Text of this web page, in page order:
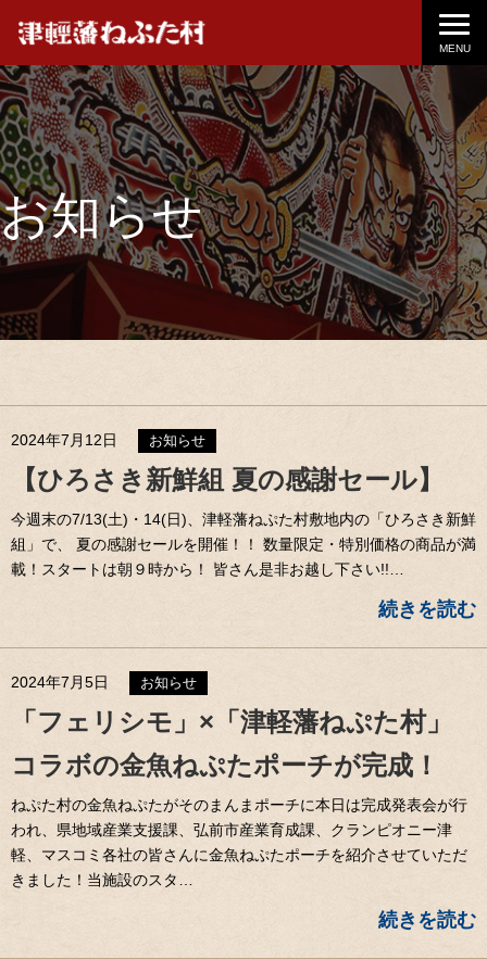
MENU
お知らせ
2024年7月12日 お知らせ
【ひろさき新鮮組 夏の感謝セール】
今週末の7/13(土)・14(日)、津軽藩ねぷた村敷地内の「ひろさき新鮮
組」で、 夏の感謝セールを開催！！ 数量限定・特別価格の商品が満
載！スタートは朝９時から！ 皆さん是非お越し下さい!!…
続きを読む
2024年7月5日 お知らせ
「フェリシモ」×「津軽藩ねぷた村」
コラボの金魚ねぷたポーチが完成！
ねぷた村の金魚ねぷたがそのまんまポーチに本日は完成発表会が行
われ、県地域産業支援課、弘前市産業育成課、クランピオニー津
軽、マスコミ各社の皆さんに金魚ねぷたポーチを紹介させていただ
きました！当施設のスタ…
続きを読む